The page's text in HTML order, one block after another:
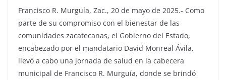
Francisco R. Murguía, Zac., 20 de mayo de 2025.- Como
parte de su compromiso con el bienestar de las
comunidades zacatecanas, el Gobierno del Estado,
encabezado por el mandatario David Monreal Ávila,
llevó a cabo una jornada de salud en la cabecera
municipal de Francisco R. Murguía, donde se brindó